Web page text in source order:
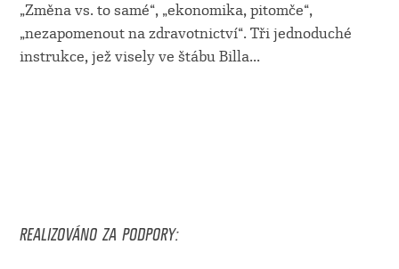
„Změna vs. to samé“, „ekonomika, pitomče“,
„nezapomenout na zdravotnictví“. Tři jednoduché
instrukce, jež visely ve štábu Billa...
REALIZOVÁNO ZA PODPORY: